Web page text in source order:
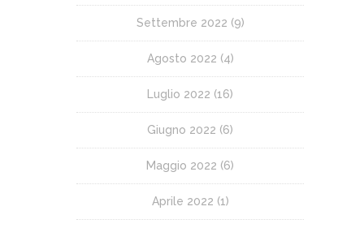
Settembre 2022 (9)
Agosto 2022 (4)
Luglio 2022 (16)
Giugno 2022 (6)
Maggio 2022 (6)
Aprile 2022 (1)